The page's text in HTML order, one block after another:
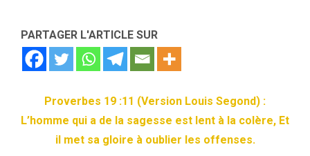
PARTAGER L'ARTICLE SUR
Proverbes 19 :11 (Version Louis Segond) :
L’homme qui a de la sagesse est lent à la colère, Et
il met sa gloire à oublier les offenses.